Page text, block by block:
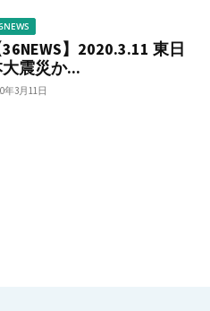
36NEWS】2020.3.11 東日
震災か...
年3月11日